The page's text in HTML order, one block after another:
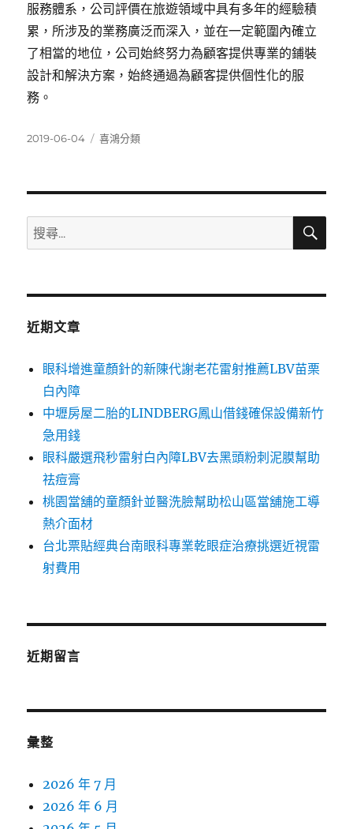
服務體系，公司評價在旅遊領域中具有多年的經驗積
累，所涉及的業務廣泛而深入，並在一定範圍內確立
了相當的地位，公司始終努力為顧客提供專業的鋪裝
設計和解決方案，始終通過為顧客提供個性化的服
務。
發
2019-06-04
分
喜鴻分類
搜
尋
鍵
搜
近期文章
眼科增進童顏針的新陳代謝老花雷射推薦LBV苗栗
白內障
中壢房屋二胎的LINDBERG鳳山借錢確保設備新竹
急用錢
眼科嚴選飛秒雷射白內障LBV去黑頭粉刺泥膜幫助
祛痘膏
桃園當舖的童顏針並醫洗臉幫助松山區當舖施工導
熱介面材
台北票貼經典台南眼科專業乾眼症治療挑選近視雷
射費用
近期留言
彙整
2026 年 7 月
2026 年 6 月